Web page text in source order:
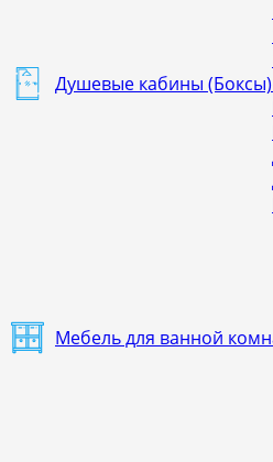
Душевые кабины (Боксы)
Мебель для ванной